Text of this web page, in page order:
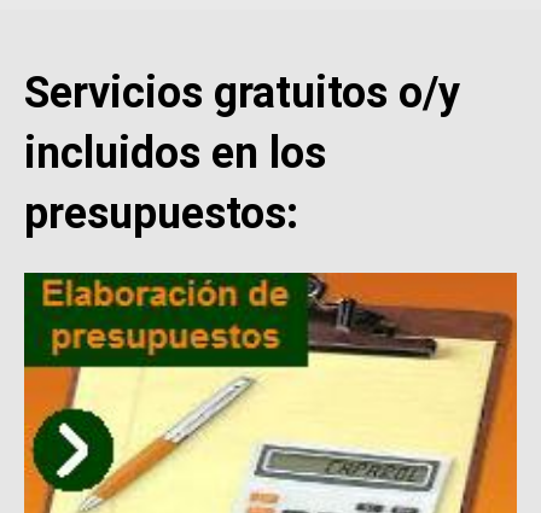
Servicios gratuitos o/y
incluidos en los
presupuestos: